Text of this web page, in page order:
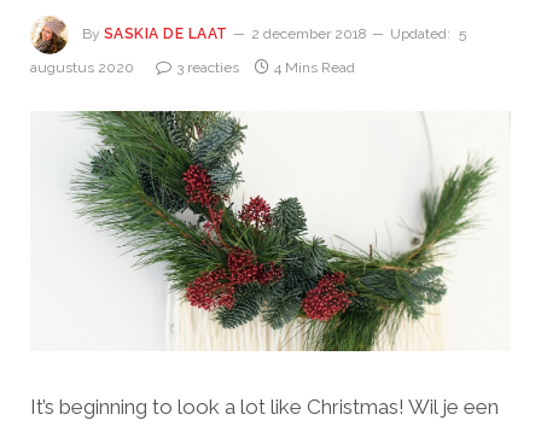
By SASKIA DE LAAT 2 december 2018 Updated: 5
augustus 2020
3 reacties 4 Mins Read
It’s beginning to look a lot like Christmas! Wil je een